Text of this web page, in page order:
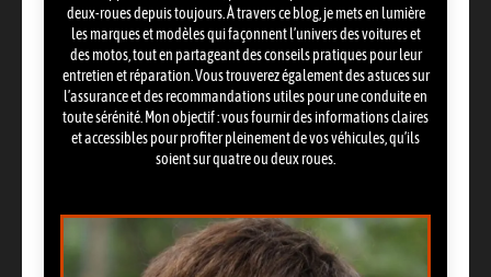
deux-roues depuis toujours. À travers ce blog, je mets en lumière
les marques et modèles qui façonnent l’univers des voitures et
des motos, tout en partageant des conseils pratiques pour leur
entretien et réparation. Vous trouverez également des astuces sur
l’assurance et des recommandations utiles pour une conduite en
toute sérénité. Mon objectif : vous fournir des informations claires
et accessibles pour profiter pleinement de vos véhicules, qu’ils
soient sur quatre ou deux roues.